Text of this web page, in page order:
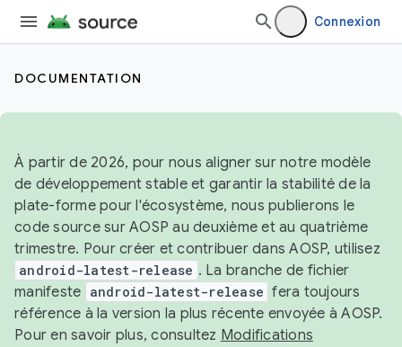
Connexion
DOCUMENTATION
À partir de 2026, pour nous aligner sur notre modèle
de développement stable et garantir la stabilité de la
plate-forme pour l'écosystème, nous publierons le
code source sur AOSP au deuxième et au quatrième
trimestre. Pour créer et contribuer dans AOSP, utilisez
android-latest-release . La branche de fichier
manifeste android-latest-release fera toujours
référence à la version la plus récente envoyée à AOSP.
Pour en savoir plus, consultez Modifications